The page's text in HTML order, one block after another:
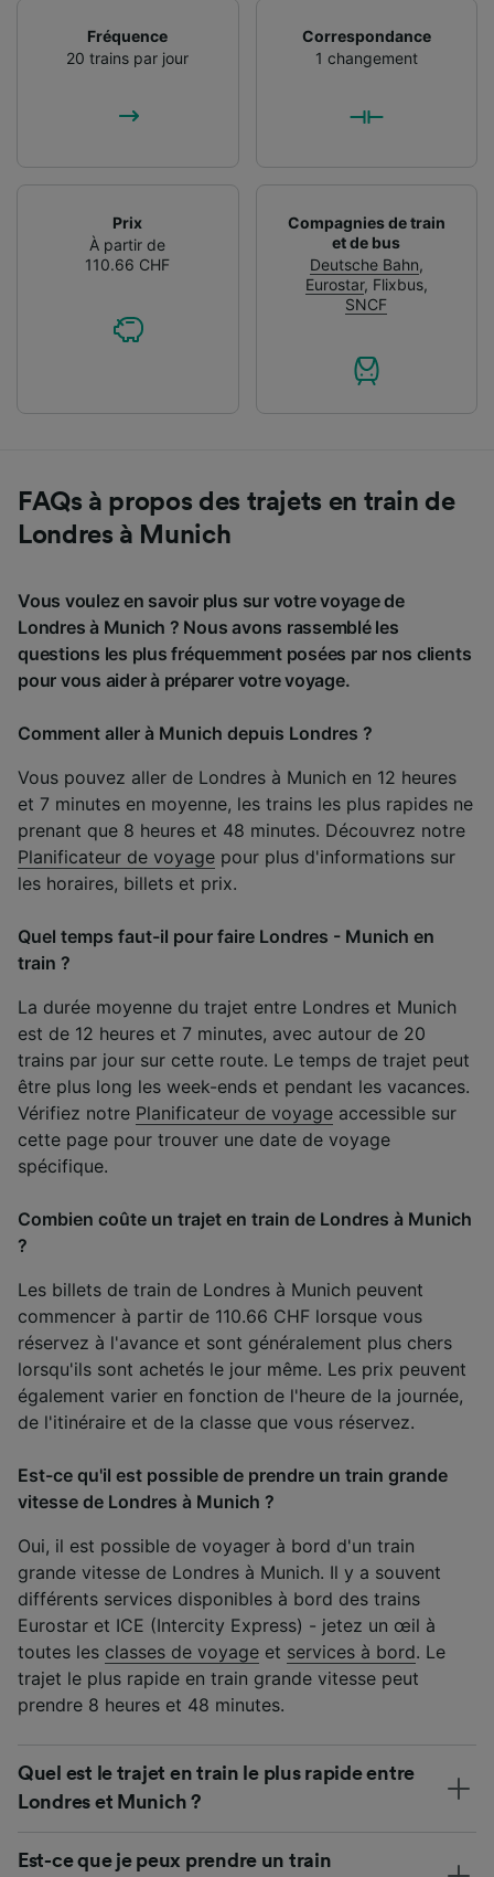
Fréquence
20 trains par jour
Correspondance
1 changement
Prix
À partir de
110.66 CHF
Compagnies de train
et de bus
Deutsche Bahn,
Eurostar, Flixbus,
SNCF
FAQs à propos des trajets en train de
Londres à Munich
Vous voulez en savoir plus sur votre voyage de
Londres à Munich ? Nous avons rassemblé les
questions les plus fréquemment posées par nos clients
pour vous aider à préparer votre voyage.
Comment aller à Munich depuis Londres ?
Vous pouvez aller de Londres à Munich en 12 heures
et 7 minutes en moyenne, les trains les plus rapides ne
prenant que 8 heures et 48 minutes. Découvrez notre
Planificateur de voyage pour plus d'informations sur
les horaires, billets et prix.
Quel temps faut-il pour faire Londres - Munich en
train ?
La durée moyenne du trajet entre Londres et Munich
est de 12 heures et 7 minutes, avec autour de 20
trains par jour sur cette route. Le temps de trajet peut
être plus long les week-ends et pendant les vacances.
Vérifiez notre Planificateur de voyage accessible sur
cette page pour trouver une date de voyage
spécifique.
Combien coûte un trajet en train de Londres à Munich
?
Les billets de train de Londres à Munich peuvent
commencer à partir de 110.66 CHF lorsque vous
réservez à l'avance et sont généralement plus chers
lorsqu'ils sont achetés le jour même. Les prix peuvent
également varier en fonction de l'heure de la journée,
de l'itinéraire et de la classe que vous réservez.
Est-ce qu'il est possible de prendre un train grande
vitesse de Londres à Munich ?
Oui, il est possible de voyager à bord d'un train
grande vitesse de Londres à Munich. Il y a souvent
différents services disponibles à bord des trains
Eurostar et ICE (Intercity Express) - jetez un œil à
toutes les classes de voyage et services à bord. Le
trajet le plus rapide en train grande vitesse peut
prendre 8 heures et 48 minutes.
Quel est le trajet en train le plus rapide entre
Londres et Munich ?
Est-ce que je peux prendre un train